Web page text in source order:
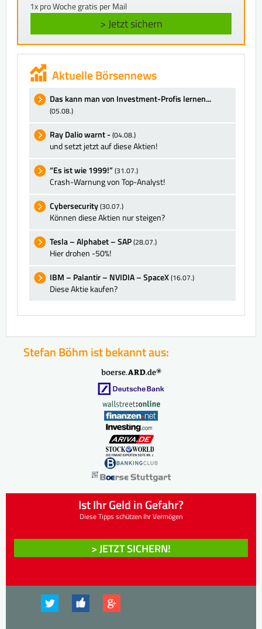
1x pro Woche gratis per Mail
> Jetzt sichern
Aktuelle Börsennews
Das kann man von Investment-Profis lernen...
(05.08.)
Ray Dalio warnt - (04.08.)
und setzt jetzt auf diese Aktien!
“Es ist wie 1999!”(31.07.)
Crash-Warnung von Top-Analyst!
Cybersecurity(30.07.)
Können diese Aktien nur steigen?
Tesla – Alphabet – SAP(28.07.)
Hier drohen -50%!
IBM – Palantir – NVIDIA – SpaceX(16.07.)
Diese Aktie kaufen?
Stefan Böhm ist bekannt aus:
Ist Ihr Geld in Gefahr?
Diese Tipps schützen Ihr Vermögen
> JETZT SICHERN!